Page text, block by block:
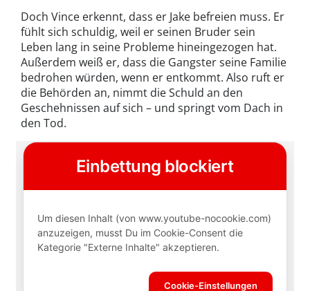
Doch Vince erkennt, dass er Jake befreien muss. Er
fühlt sich schuldig, weil er seinen Bruder sein
Leben lang in seine Probleme hineingezogen hat.
Außerdem weiß er, dass die Gangster seine Familie
bedrohen würden, wenn er entkommt. Also ruft er
die Behörden an, nimmt die Schuld an den
Geschehnissen auf sich – und springt vom Dach in
den Tod.